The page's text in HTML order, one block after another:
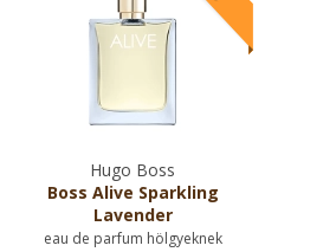
Hugo Boss
Boss Alive Sparkling
Lavender
eau de parfum hölgyeknek